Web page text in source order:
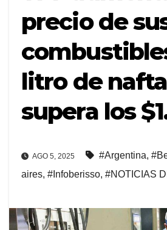
precio de
litro de
supera los
AGO 5, 2025 #Argentina,
aires, #Infoberisso, #NOTICIAS